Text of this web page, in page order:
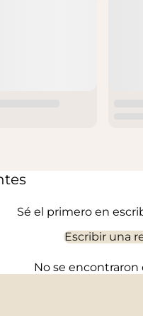
Sé el primero en
Escribir una
No se